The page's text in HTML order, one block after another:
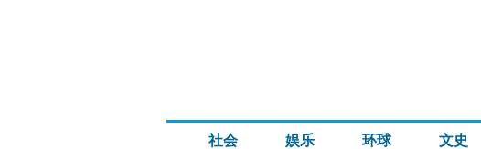
社会 娱乐 环球 文史